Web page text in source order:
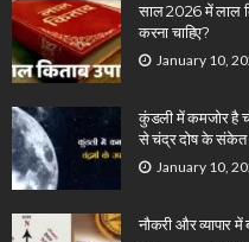
साल 2026 में लाल
करना चाहिए?
January 10,
कुंडली में कमजोर है
से चंद्र दोष के संकेत
January 10,
नौकरी और व्यापार